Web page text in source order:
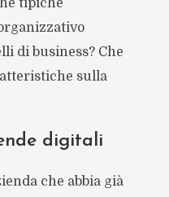
tipiche
di business? Che
sulla
digitali
che abbia già